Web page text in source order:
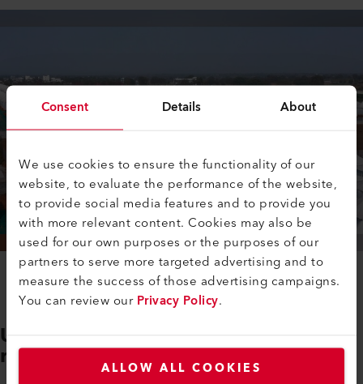
Consent Details About
We use cookies to ensure the functionality of our
website, to evaluate the performance of the website,
to provide social media features and to provide you
with more relevant content. Cookies may also be
used for our own purposes or the purposes of our
partners to serve more targeted advertising and to
measure the success of those advertising campaigns.
You can review ourPrivacy Policy.
ALLOW ALL COOKIES
Une efficacité de production
révolutionnaire